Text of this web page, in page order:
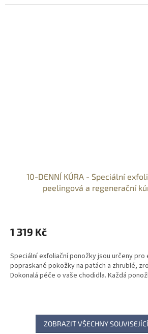
10-DENNÍ KÚRA - Speciální
peelingová a regenerační
1 319 Kč
Speciální exfoliační ponožky jsou určeny
popraskané pokožky na patách a zhrublé,
Dokonalá péče o vaše chodidla. Každá
ZOBRAZIT VŠECHNY